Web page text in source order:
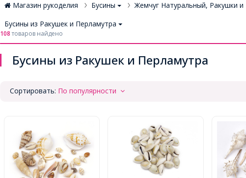
Магазин рукоделия Бусины
Жемчуг Натуральный, Ракушки и
Бусины из Ракушек и Перламутра
108товаров найдено
Бусины из Ракушек и Перламутра
Сортировать: По популярности